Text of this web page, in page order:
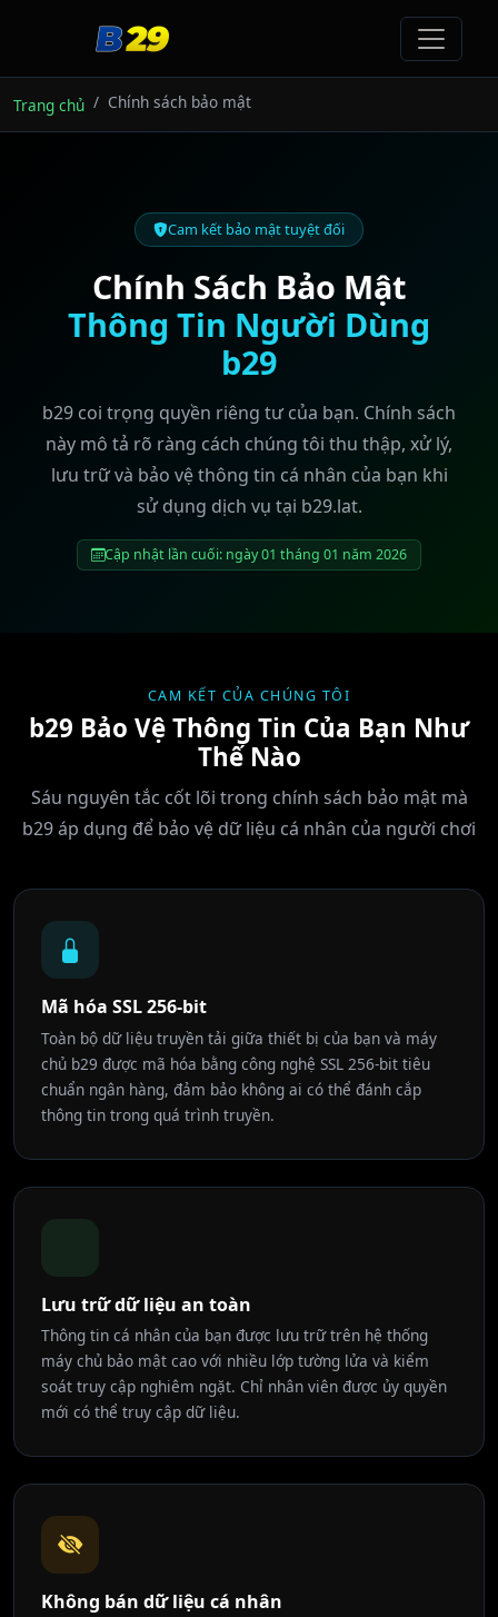
Trang chủ Chính sách bảo mật
Cam kết bảo mật tuyệt đối
Chính Sách Bảo Mật
Thông Tin Người Dùng
b29
b29 coi trọng quyền riêng tư của bạn. Chính sách
này mô tả rõ ràng cách chúng tôi thu thập, xử lý,
lưu trữ và bảo vệ thông tin cá nhân của bạn khi
sử dụng dịch vụ tại b29.lat.
Cập nhật lần cuối: ngày 01 tháng 01 năm 2026
CAM KẾT CỦA CHÚNG TÔI
b29 Bảo Vệ Thông Tin Của Bạn Như
Thế Nào
Sáu nguyên tắc cốt lõi trong chính sách bảo mật mà
b29 áp dụng để bảo vệ dữ liệu cá nhân của người chơi
Mã hóa SSL 256-bit
Toàn bộ dữ liệu truyền tải giữa thiết bị của bạn và máy
chủ b29 được mã hóa bằng công nghệ SSL 256-bit tiêu
chuẩn ngân hàng, đảm bảo không ai có thể đánh cắp
thông tin trong quá trình truyền.
Lưu trữ dữ liệu an toàn
Thông tin cá nhân của bạn được lưu trữ trên hệ thống
máy chủ bảo mật cao với nhiều lớp tường lửa và kiểm
soát truy cập nghiêm ngặt. Chỉ nhân viên được ủy quyền
mới có thể truy cập dữ liệu.
Không bán dữ liệu cá nhân